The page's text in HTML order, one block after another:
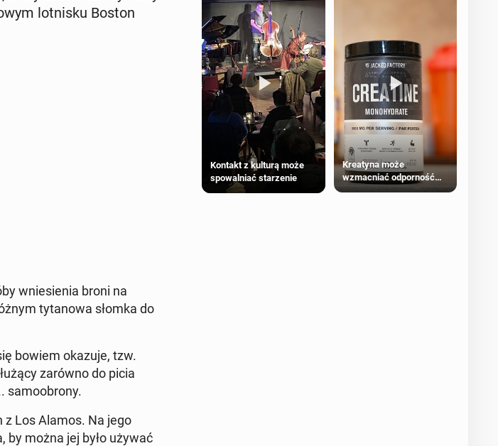
lot­ni­sku Boston
wnie­sie­nia broni na
ty­ta­no­wa słomka do
bowiem okazuje, tzw.
zarówno do picia
sa­mo­obro­ny.
Los Alamos. Na jego
by można jej było używać
Kontakt z kulturą może
spowalniać starzenie
Kreatyna może
wzmacniać odporność
przeciw nowotworom